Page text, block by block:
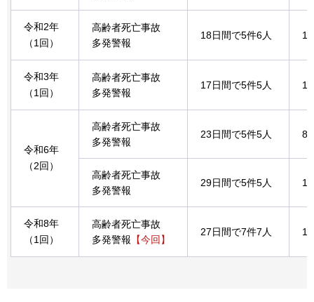
令和2年
（1回）
高齢者死亡事故
多発警報
18日間で5件6人
令和3年
（1回）
高齢者死亡事故
多発警報
17日間で5件5人
令和6年
（2回）
高齢者死亡事故
多発警報
23日間で5件5人 8
高齢者死亡事故
多発警報
29日間で5件5人
令和8年
（1回）
高齢者死亡事故
多発警報 【今回】
27日間で7件7人 1